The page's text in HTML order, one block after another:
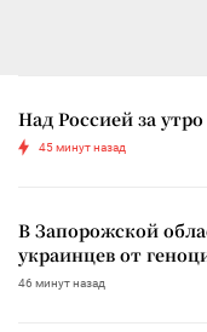
Над Россией за
45 минут назад
В Запорожской
украинцев от
46 минут назад